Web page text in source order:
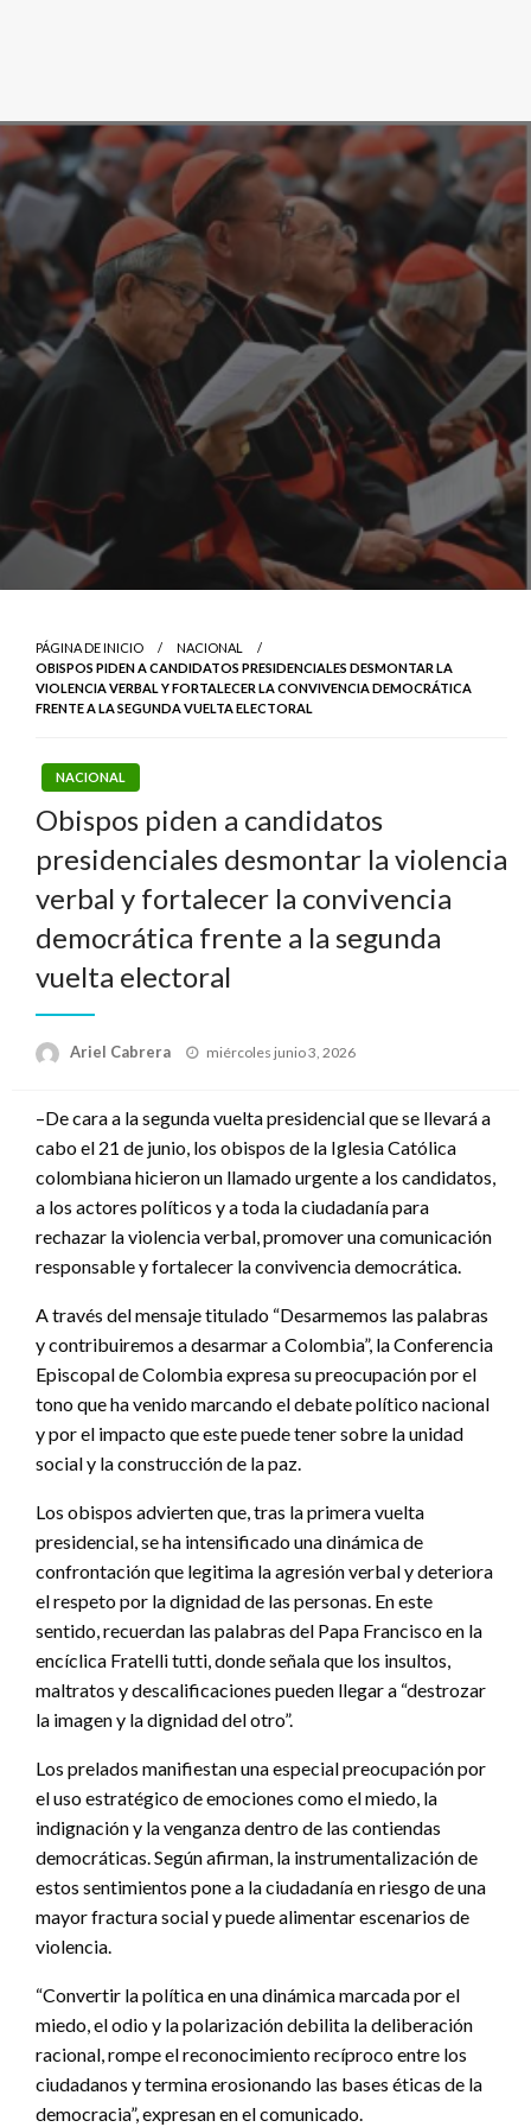
PÁGINA DE INICIO
NACIONAL
OBISPOS PIDEN A CANDIDATOS PRESIDENCIALES DESMONTAR LA
VIOLENCIA VERBAL Y FORTALECER LA CONVIVENCIA DEMOCRÁTICA
FRENTE A LA SEGUNDA VUELTA ELECTORAL
NACIONAL
Obispos piden a candidatos
presidenciales desmontar la violencia
verbal y fortalecer la convivencia
democrática frente a la segunda
vuelta electoral
Ariel Cabrera
Publicado
miércoles junio 3, 2026
–De cara a la segunda vuelta presidencial que se llevará a
cabo el 21 de junio, los obispos de la Iglesia Católica
colombiana hicieron un llamado urgente a los candidatos,
a los actores políticos y a toda la ciudadanía para
rechazar la violencia verbal, promover una comunicación
responsable y fortalecer la convivencia democrática.
A través del mensaje titulado “Desarmemos las palabras
y contribuiremos a desarmar a Colombia”, la Conferencia
Episcopal de Colombia expresa su preocupación por el
tono que ha venido marcando el debate político nacional
y por el impacto que este puede tener sobre la unidad
social y la construcción de la paz.
Los obispos advierten que, tras la primera vuelta
presidencial, se ha intensificado una dinámica de
confrontación que legitima la agresión verbal y deteriora
el respeto por la dignidad de las personas. En este
sentido, recuerdan las palabras del Papa Francisco en la
encíclica Fratelli tutti, donde señala que los insultos,
maltratos y descalificaciones pueden llegar a “destrozar
la imagen y la dignidad del otro”.
Los prelados manifiestan una especial preocupación por
el uso estratégico de emociones como el miedo, la
indignación y la venganza dentro de las contiendas
democráticas. Según afirman, la instrumentalización de
estos sentimientos pone a la ciudadanía en riesgo de una
mayor fractura social y puede alimentar escenarios de
violencia.
“Convertir la política en una dinámica marcada por el
miedo, el odio y la polarización debilita la deliberación
racional, rompe el reconocimiento recíproco entre los
ciudadanos y termina erosionando las bases éticas de la
democracia”, expresan en el comunicado.